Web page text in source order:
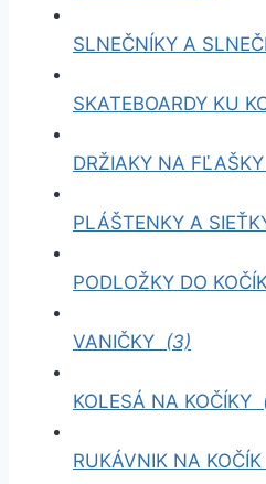
SLNEČNÍKY A
SKATEBOARDY KU
DRŽIAKY NA FĽAŠKY
PLÁŠTENKY A
PODLOŽKY DO
VANIČKY (3)
KOLESÁ NA KOČÍKY
RUKÁVNIK NA KOČÍK